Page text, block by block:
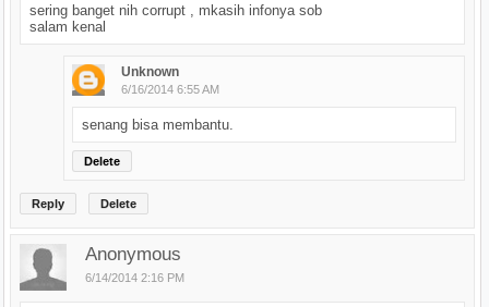
sering banget nih corrupt , mkasih infonya sob
salam kenal
Unknown
6/16/2014 6:55 AM
senang bisa membantu.
Delete
Reply Delete
Anonymous
6/14/2014 2:16 PM